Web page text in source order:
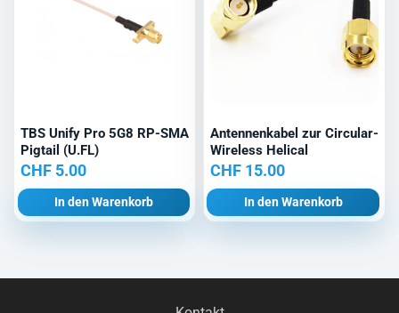
TBS Unify Pro 5G8 RP-SMA
Pigtail (U.FL)
CHF 5.00
In den Warenkorb
Antennenkabel zur Circular-
Wireless Helical
CHF15.00
In den Warenkorb